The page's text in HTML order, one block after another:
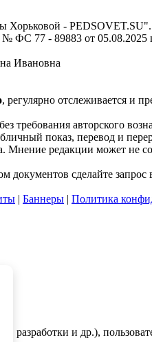
Хорьковой - PEDSOVET.SU".
77 - 89883 от 05.08.2025
Ивановна
, регулярно отслеживается и
требования авторского
показ, перевод и
редакции может не
документов сделайте запрос
| Баннеры | Политика
разработки и др.),